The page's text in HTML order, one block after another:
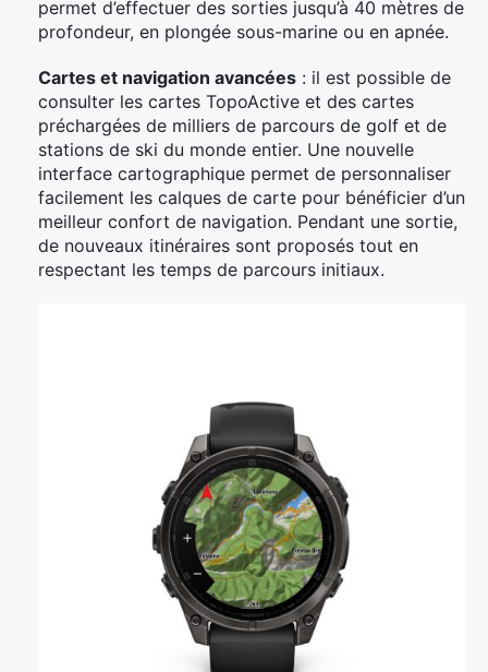
permet d’effectuer des sorties jusqu’à 40 mètres de
profondeur, en plongée sous-marine ou en apnée.
Cartes et navigation avancées : il est possible de
consulter les cartes TopoActive et des cartes
préchargées de milliers de parcours de golf et de
stations de ski du monde entier. Une nouvelle
interface cartographique permet de personnaliser
facilement les calques de carte pour bénéficier d’un
meilleur confort de navigation. Pendant une sortie,
de nouveaux itinéraires sont proposés tout en
respectant les temps de parcours initiaux.